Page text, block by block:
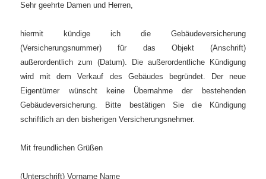
Sehr geehrte Damen und Herren,
hiermit kündige ich die Gebäudeversicherung
(Versicherungsnummer) für das Objekt (Anschrift)
außerordentlich zum (Datum). Die außerordentliche Kündigung
wird mit dem Verkauf des Gebäudes begründet. Der neue
Eigentümer wünscht keine Übernahme der bestehenden
Gebäudeversicherung.
Bitte bestätigen Sie die Kündigung
schriftlich an den bisherigen Versicherungsnehmer.
Mit freundlichen Grüßen
(Unterschrift) Vorname Name